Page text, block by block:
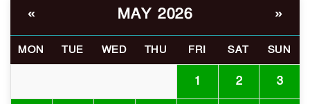
৬
ইসলামী বিশ্ববিদ্যালয়র ৪৪
শিক্ষককে ঘিরে দেশব্যাপী গোপন
তৎপরতার অভিযোগ/ তদন্তে
গঠিত হলো উচ্চপর্যায়ের কমিটি
মাত্র ৯১ টন ভারতীয় মরিচেই
« MAY 2026 »
MON TUE WED THU FRI SAT SUN
1 2 3